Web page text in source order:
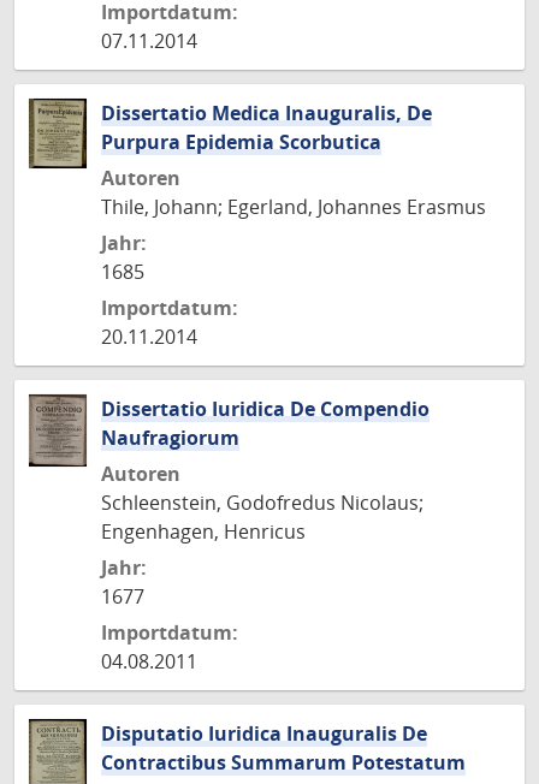
Importdatum:
07.11.2014
Dissertatio Medica Inauguralis, De
Purpura Epidemia Scorbutica
Autoren
Thile, Johann; Egerland, Johannes Erasmus
Jahr:
1685
Importdatum:
20.11.2014
Dissertatio Iuridica De Compendio
Naufragiorum
Autoren
Schleenstein, Godofredus Nicolaus;
Engenhagen, Henricus
Jahr:
1677
Importdatum:
04.08.2011
Disputatio Iuridica Inauguralis De
Contractibus Summarum Potestatum